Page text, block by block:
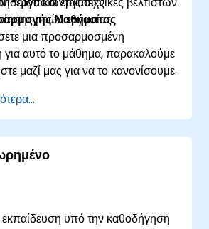
ροών εργασίας.
Μαθήματος
μια προσαρμοσμένη
για αυτό το μάθημα, παρακαλούμε
μαζί μας για να το κανονίσουμε.
υπό την καθοδήγηση